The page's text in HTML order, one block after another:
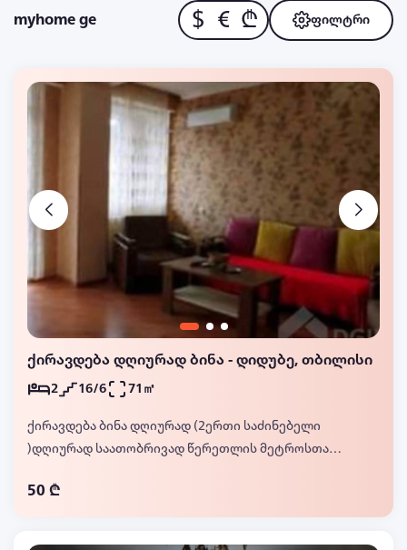
myhome ge $ € ₾ ფილტრი
ქირავდება დღიურად ბინა - დიდუბე, თბილისი
2 16/6 71㎡
ქირავდება ბინა დღიურად (2ერთი საძინებელი
)დღიურად საათობრივად წერეთლის მეტროსთან
პანთეონის ეკლესიის პირდაპირ ახალ აშენებულ ბ
ი ბ ლ უ ს ი ს კორპუსში ლამაზი ხედებით.... ახალი
50 ₾